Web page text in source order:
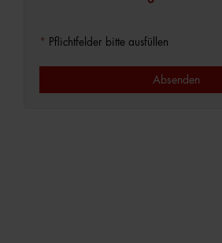
* Pflichtfelder bitte ausfüllen
Absenden